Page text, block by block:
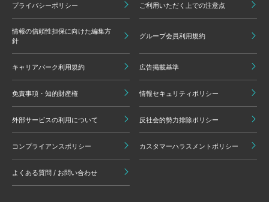
プライバシーポリシー ご利用いただく上での注意点
情報の信頼性担保に向けた編集方
針
グループ会員利用規約
キャリアパーク利用規約 広告掲載基準
免責事項・知的財産権 情報セキュリティポリシー
外部サービスの利用について 反社会的勢力排除ポリシー
コンプライアンスポリシー カスタマーハラスメントポリシー
よくある質問 / お問い合わせ